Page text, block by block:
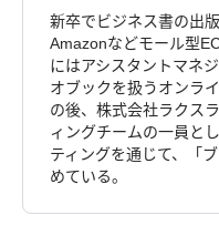
新卒でビジネス書の出
Amazonなどモール型
にはアシスタントマネ
オブックを扱うオンラ
の後、株式会社ラクス
ィングチームの一員と
ティングを通じて、「
めている。